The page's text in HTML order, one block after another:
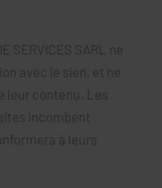
SERVICES SARL ne
avec le sien, et ne
leur contenu. Les
incombent
à leurs